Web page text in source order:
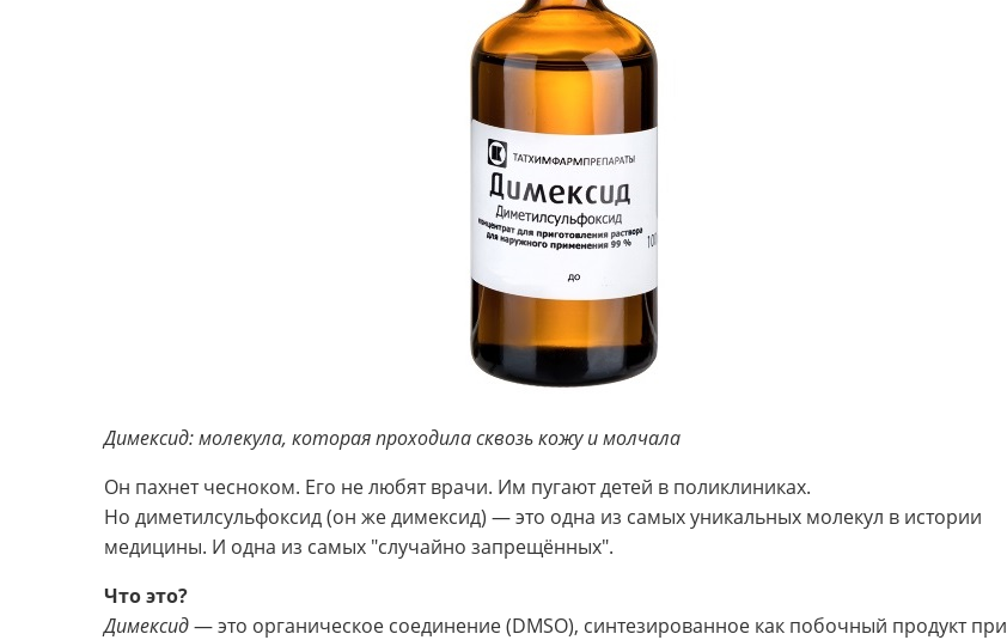
Димексид: молекула, которая проходила сквозь кожу и молчала
Он пахнет чесноком. Его не любят врачи. Им пугают детей в поликлиниках.
Но диметилсульфоксид (он же димексид) — это одна из самых уникальных молекул в истории
медицины. И одна из самых "случайно запрещённых".
Что это?
Димексид— это органическое соединение (DMSO), синтезированное как побочный продукт при